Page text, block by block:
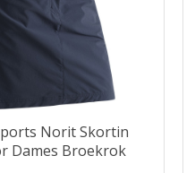
Norit Skortin
Dames Broekrok